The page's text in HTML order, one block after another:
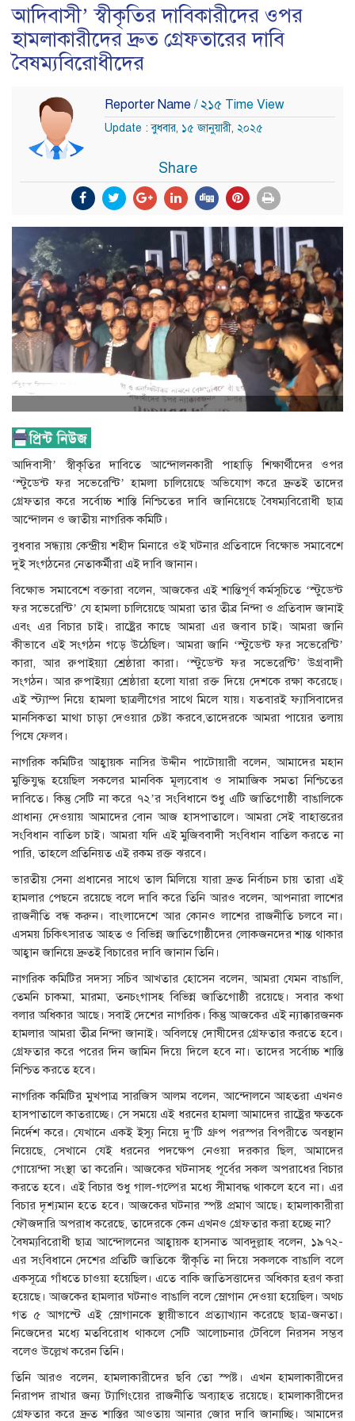
আদিবাসী’ স্বীকৃতির দাবিকারীদের ওপর
হামলাকারীদের দ্রুত গ্রেফতারের দাবি
বৈষম্যবিরোধীদের
Reporter Name / ২১৫ Time View
Update : বুধবার, ১৫ জানুয়ারী, ২০২৫
Share
আদিবাসী’ স্বীকৃতির দাবিতে আন্দোলনকারী পাহাড়ি শিক্ষার্থীদের ওপর
‘স্টুডেন্ট ফর সভেরেন্টি’ হামলা চালিয়েছে অভিযোগ করে দ্রুতই তাদের
গ্রেফতার করে সর্বোচ্চ শাস্তি নিশ্চিতের দাবি জানিয়েছে বৈষম্যবিরোধী ছাত্র
আন্দোলন ও জাতীয় নাগরিক কমিটি।
বুধবার সন্ধ্যায় কেন্দ্রীয় শহীদ মিনারে ওই ঘটনার প্রতিবাদে বিক্ষোভ সমাবেশে
দুই সংগঠনের নেতাকর্মীরা এই দাবি জানান।
বিক্ষোভ সমাবেশে বক্তারা বলেন, আজকের এই শান্তিপূর্ণ কর্মসূচিতে ‘স্টুডেন্ট
ফর সভেরেন্টি’ যে হামলা চালিয়েছে আমরা তার তীব্র নিন্দা ও প্রতিবাদ জানাই
এবং এর বিচার চাই। রাষ্ট্রের কাছে আমরা এর জবাব চাই। আমরা জানি
কীভাবে এই সংগঠন গড়ে উঠেছিল। আমরা জানি ‘স্টুডেন্ট ফর সভেরেন্টি’
কারা, আর রুপাইয়্যা শ্রেষ্ঠারা কারা। ‘স্টুডেন্ট ফর সভেরেন্টি’ উগ্রবাদী
সংগঠন। আর রুপাইয়্যা শ্রেষ্ঠারা হলো যারা রক্ত দিয়ে দেশকে রক্ষা করেছে।
এই স্ট্যাম্প নিয়ে হামলা ছাত্রলীগের সাথে মিলে যায়। যতবারই ফ্যাসিবাদের
মানসিকতা মাথা চাড়া দেওয়ার চেষ্টা করবে,তাদেরকে আমরা পায়ের তলায়
পিষে ফেলব।
নাগরিক কমিটির আহ্বায়ক নাসির উদ্দীন পাটোয়ারী বলেন, আমাদের মহান
মুক্তিযুদ্ধ হয়েছিল সকলের মানবিক মূল্যবোধ ও সামাজিক সমতা নিশ্চিতের
দাবিতে। কিন্তু সেটি না করে ৭২’র সংবিধানে শুধু এটি জাতিগোষ্ঠী বাঙালিকে
প্রাধান্য দেওয়ায় আমাদের বোন আজ হাসপাতালে। আমরা সেই বাহাত্তরের
সংবিধান বাতিল চাই। আমরা যদি এই মুজিববাদী সংবিধান বাতিল করতে না
পারি, তাহলে প্রতিনিয়ত এই রকম রক্ত ঝরবে।
ভারতীয় সেনা প্রধানের সাথে তাল মিলিয়ে যারা দ্রুত নির্বাচন চায় তারা এই
হামলার পেছনে রয়েছে বলে দাবি করে তিনি আরও বলেন, আপনারা লাশের
রাজনীতি বন্ধ করুন। বাংলাদেশে আর কোনও লাশের রাজনীতি চলবে না।
এসময় চিকিৎসারত আহত ও বিভিন্ন জাতিগোষ্ঠীদের লোকজনদের শান্ত থাকার
আহ্বান জানিয়ে দ্রুতই বিচারের দাবি জানান তিনি।
নাগরিক কমিটির সদস্য সচিব আখতার হোসেন বলেন, আমরা যেমন বাঙালি,
তেমনি চাকমা, মারমা, তনচংগাসহ বিভিন্ন জাতিগোষ্ঠী রয়েছে। সবার কথা
বলার অধিকার আছে। সবাই দেশের নাগরিক। কিন্তু আজকের এই ন্যাক্কারজনক
হামলার আমরা তীব্র নিন্দা জানাই। অবিলম্বে দোষীদের গ্রেফতার করতে হবে।
গ্রেফতার করে পরের দিন জামিন দিয়ে দিলে হবে না। তাদের সর্বোচ্চ শাস্তি
নিশ্চিত করতে হবে।
নাগরিক কমিটির মুখপাত্র সারজিস আলম বলেন, আন্দোলনে আহতরা এখনও
হাসপাতালে কাতরাচ্ছে। সে সময়ে এই ধরনের হামলা আমাদের রাষ্ট্রের ক্ষতকে
নির্দেশ করে। যেখানে একই ইস্যু নিয়ে দু’টি গ্রুপ পরস্পর বিপরীতে অবস্থান
নিয়েছে, সেখানে যেই ধরনের পদক্ষেপ নেওয়া দরকার ছিল, আমাদের
গোয়েন্দা সংস্থা তা করেনি। আজকের ঘটনাসহ পূর্বের সকল অপরাধের বিচার
করতে হবে। এই বিচার শুধু গাল-গল্পের মধ্যে সীমাবদ্ধ থাকলে হবে না। এর
বিচার দৃশ্যমান হতে হবে। আজকের ঘটনার স্পষ্ট প্রমাণ আছে। হামলাকারীরা
ফৌজদারি অপরাধ করেছে, তাদেরকে কেন এখনও গ্রেফতার করা হচ্ছে না?
বৈষম্যবিরোধী ছাত্র আন্দোলনের আহ্বায়ক হাসনাত আবদুল্লাহ বলেন, ১৯৭২-
এর সংবিধানে দেশের প্রতিটি জাতিকে স্বীকৃতি না দিয়ে সকলকে বাঙালি বলে
একসূত্রে গাঁধতে চাওয়া হয়েছিল। এতে বাকি জাতিসত্তাদের অধিকার হরণ করা
হয়েছে। আজকের হামলার ঘটনাও বাঙালি বলে স্লোগান দেওয়া হয়েছিল। অথচ
গত ৫ আগস্টে এই স্লোগানকে স্থায়ীভাবে প্রত্যাখ্যান করেছে ছাত্র-জনতা।
নিজেদের মধ্যে মতবিরোধ থাকলে সেটি আলোচনার টেবিলে নিরসন সম্ভব
বলেও উল্লেখ করেন তিনি।
তিনি আরও বলেন, হামলাকারীদের ছবি তো স্পষ্ট। এখন হামলাকারীদের
নিরাপদ রাখার জন্য ট্যাগিংয়ের রাজনীতি অব্যাহত রয়েছে। হামলাকারীদের
গ্রেফতার করে দ্রুত শাস্তির আওতায় আনার জোর দাবি জানাচ্ছি। আমাদের